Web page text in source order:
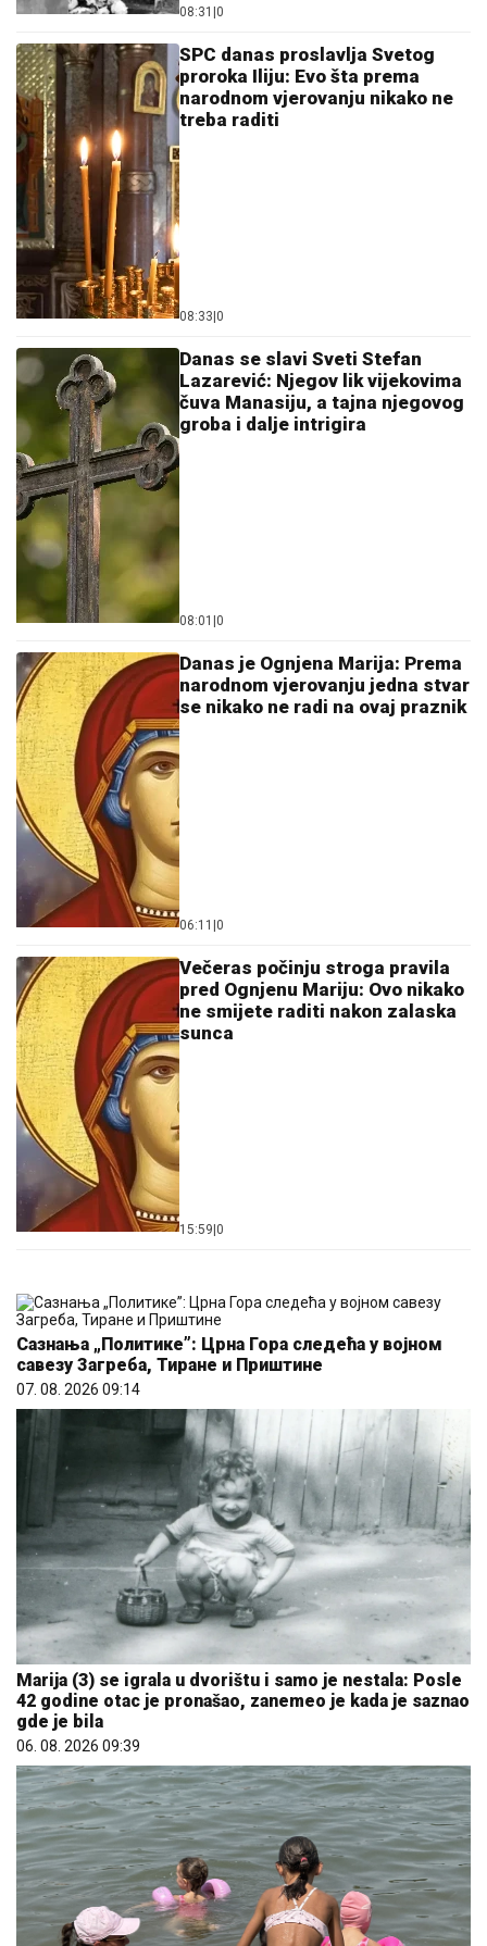
08:31 0
SPC danas proslavlja Svetog
proroka Iliju: Evo šta prema
narodnom vjerovanju nikako ne
treba raditi
08:33 0
Danas se slavi Sveti Stefan
Lazarević: Njegov lik vijekovima
čuva Manasiju, a tajna njegovog
groba i dalje intrigira
08:01 0
Danas je Ognjena Marija: Prema
narodnom vjerovanju jedna stvar
se nikako ne radi na ovaj praznik
06:11 0
Večeras počinju stroga pravila
pred Ognjenu Mariju: Ovo nikako
ne smijete raditi nakon zalaska
sunca
15:59 0
Сазнања „Политике”: Црна Гора следећа у војном
савезу Загреба, Тиране и Приштине
07. 08. 2026 09:14
Marija (3) se igrala u dvorištu i samo je nestala: Posle
42 godine otac je pronašao, zanemeo je kada je saznao
gde je bila
06. 08. 2026 09:39